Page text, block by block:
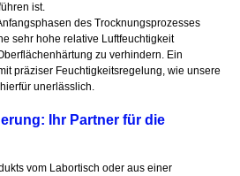
ist.
des Trocknungsprozesses
sehr hohe relative Luftfeuchtigkeit
zu verhindern. Ein
präziser Feuchtigkeitsregelung, wie unsere
unerlässlich.
Ihr Partner für die
vom Labortisch oder aus einer